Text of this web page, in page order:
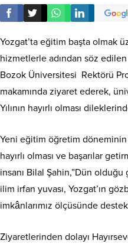
Yozgat’ta eğitim başta olmak
hizmetlerle adından söz
Bozok Üniversitesi Rektörü
makamında ziyaret ederek,
Yılının hayırlı olması
Yeni eğitim öğretim
hayırlı olması ve başarılar
insanı Bilal Şahin,”Dün
ilim irfan yuvası, Yozgat’ın
imkânlarımız ölçüsünde
Ziyaretlerinden dolayı